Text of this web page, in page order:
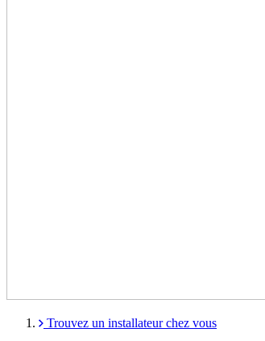
Trouvez un installateur chez vous